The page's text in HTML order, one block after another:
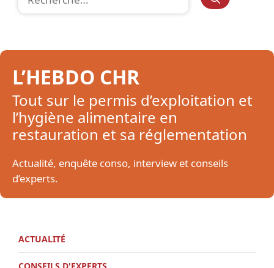
L’HEBDO CHR
Tout sur le permis d’exploitation et
l’hygiène alimentaire en
restauration et sa réglementation
Actualité, enquête conso, interview et conseils
d’experts.
ACTUALITÉ